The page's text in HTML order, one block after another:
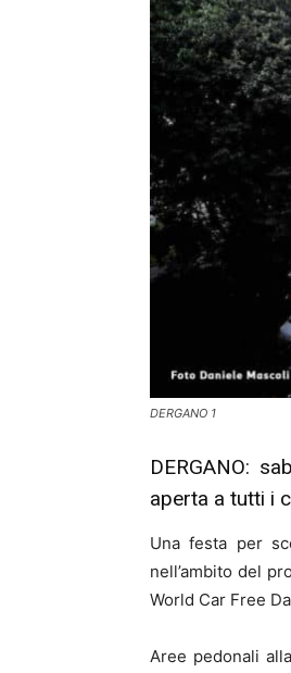
DERGANO 1
DERGANO:
aperta a tutti i
Una festa per
nell’ambito del
World Car Free
Aree pedonali